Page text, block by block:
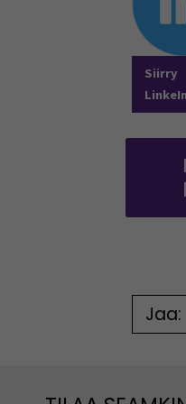
Siirry
LinkeIn
Jaa: